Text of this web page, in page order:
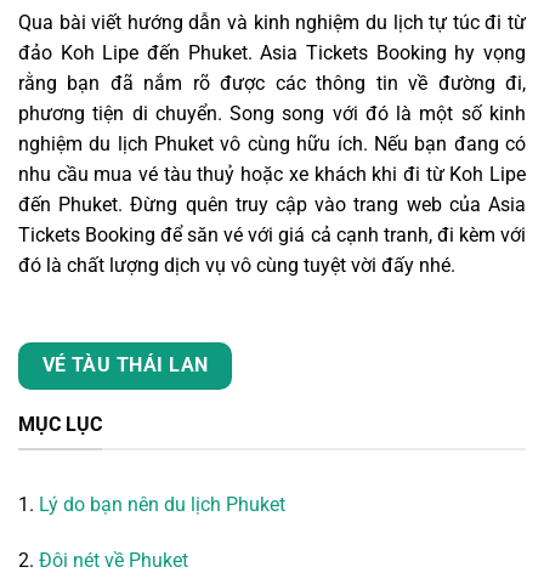
Qua bài viết hướng dẫn và kinh nghiệm du lịch tự túc đi từ
đảo Koh Lipe đến Phuket. Asia Tickets Booking hy vọng
rằng bạn đã nắm rõ được các thông tin về đường đi,
phương tiện di chuyển. Song song với đó là một số kinh
nghiệm du lịch Phuket vô cùng hữu ích. Nếu bạn đang có
nhu cầu mua vé tàu thuỷ hoặc xe khách khi đi từ Koh Lipe
đến Phuket. Đừng quên truy cập vào trang web của Asia
Tickets Booking để săn vé với giá cả cạnh tranh, đi kèm với
đó là chất lượng dịch vụ vô cùng tuyệt vời đấy nhé.
VÉ TÀU THÁI LAN
MỤC LỤC
1. Lý do bạn nên du lịch Phuket
2. Đôi nét về Phuket